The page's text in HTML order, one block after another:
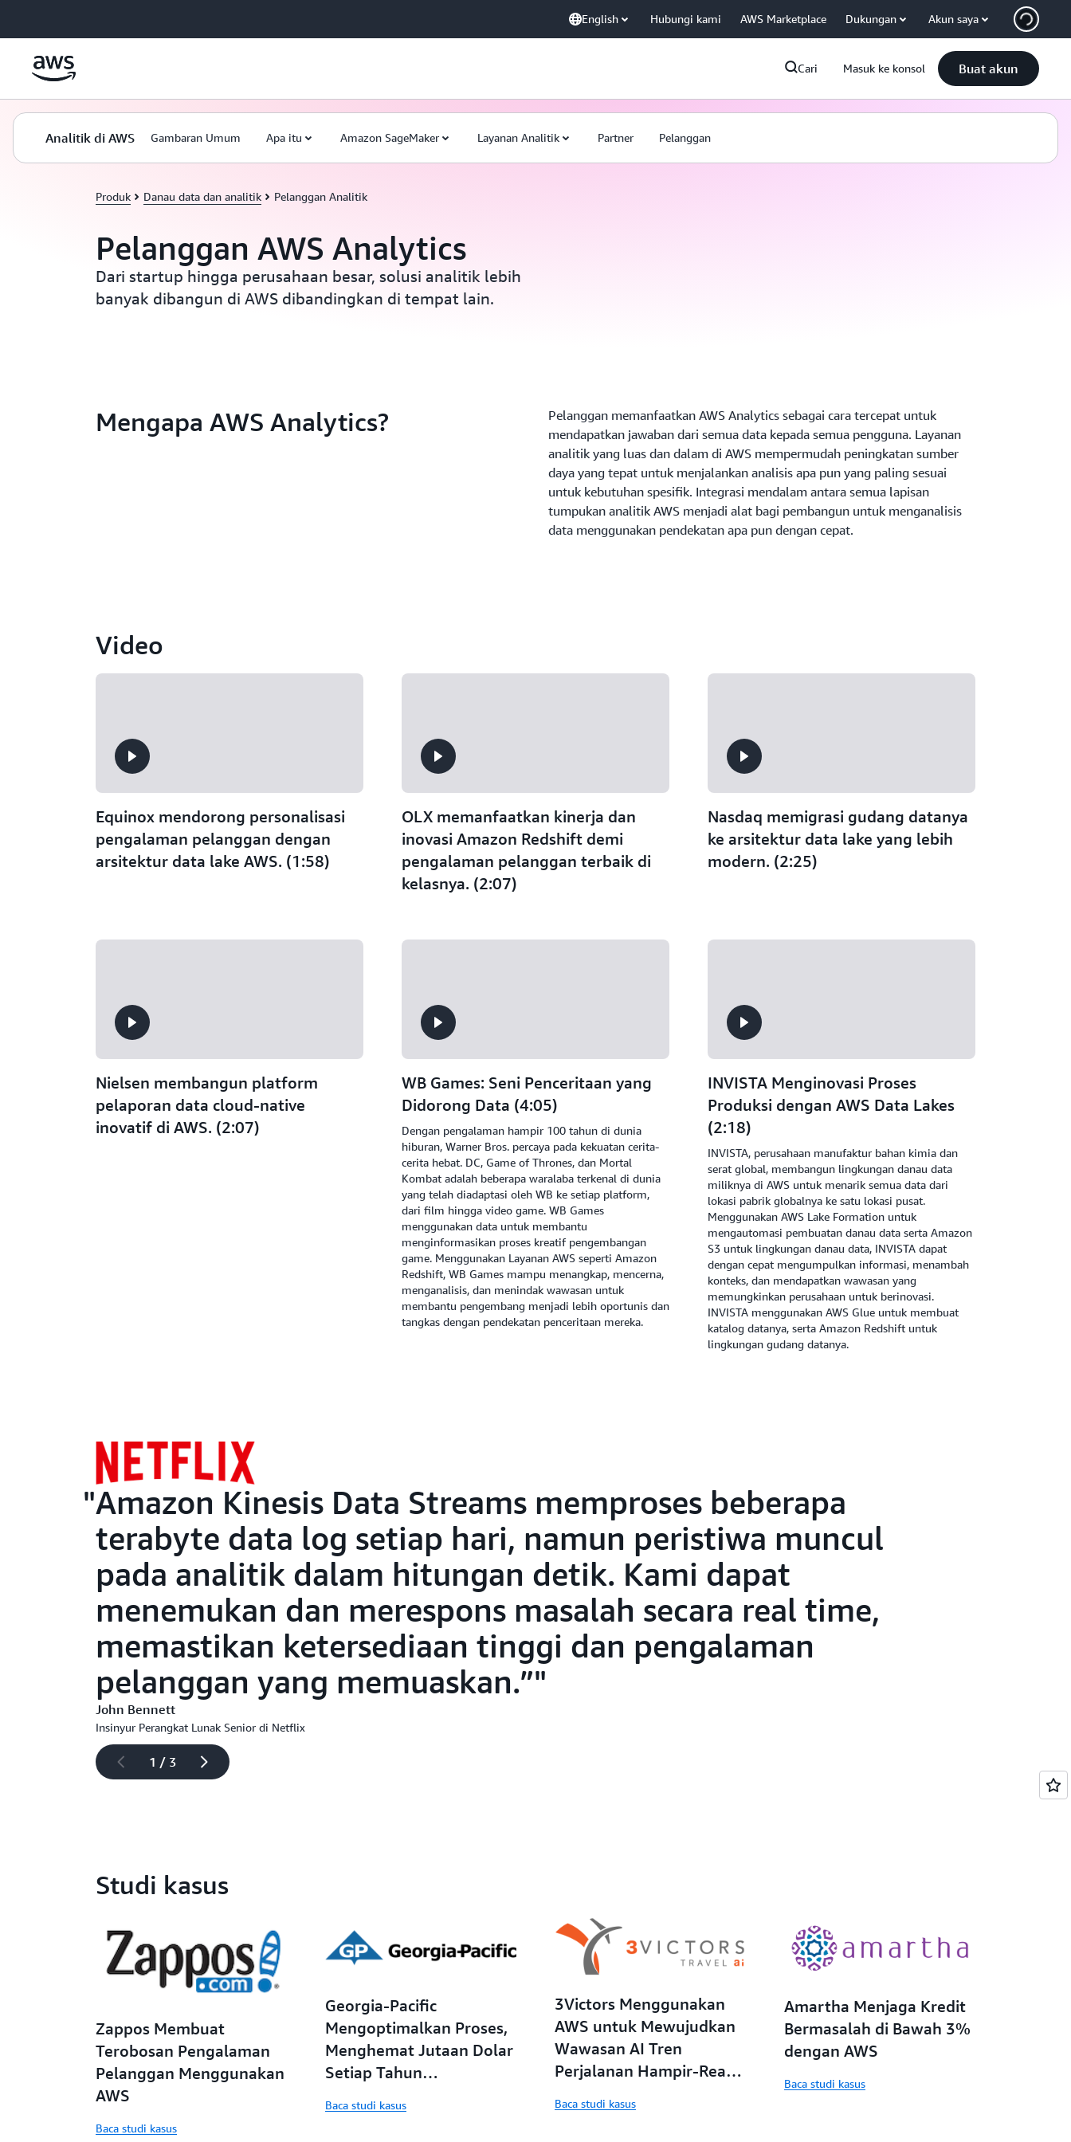
English Hubungi kami AWS Marketplace Dukungan Akun saya
Cari Masuk ke konsol Buat akun
Analitik di AWS Gambaran Umum Apa itu Amazon SageMaker Layanan Analitik Partner Pelanggan
Produk Danau data dan analitik Pelanggan Analitik
Pelanggan AWS Analytics
Dari startup hingga perusahaan besar, solusi analitik lebih
banyak dibangun di AWS dibandingkan di tempat lain.
Mengapa AWS Analytics?
Pelanggan memanfaatkan AWS Analytics sebagai cara tercepat untuk
mendapatkan jawaban dari semua data kepada semua pengguna. Layanan
analitik yang luas dan dalam di AWS mempermudah peningkatan sumber
daya yang tepat untuk menjalankan analisis apa pun yang paling sesuai
untuk kebutuhan spesifik. Integrasi mendalam antara semua lapisan
tumpukan analitik AWS menjadi alat bagi pembangun untuk menganalisis
data menggunakan pendekatan apa pun dengan cepat.
Video
Equinox mendorong personalisasi
pengalaman pelanggan dengan
arsitektur data lake AWS. (1:58)
OLX memanfaatkan kinerja dan
inovasi Amazon Redshift demi
pengalaman pelanggan terbaik di
kelasnya. (2:07)
Nasdaq memigrasi gudang datanya
ke arsitektur data lake yang lebih
modern. (2:25)
Nielsen membangun platform
pelaporan data cloud-native
inovatif di AWS. (2:07)
WB Games: Seni Penceritaan yang
Didorong Data (4:05)
Dengan pengalaman hampir 100 tahun di dunia
hiburan, Warner Bros. percaya pada kekuatan cerita-
cerita hebat. DC, Game of Thrones, dan Mortal
Kombat adalah beberapa waralaba terkenal di dunia
yang telah diadaptasi oleh WB ke setiap platform,
dari film hingga video game. WB Games
menggunakan data untuk membantu
menginformasikan proses kreatif pengembangan
game. Menggunakan Layanan AWS seperti Amazon
Redshift, WB Games mampu menangkap, mencerna,
menganalisis, dan menindak wawasan untuk
membantu pengembang menjadi lebih oportunis dan
tangkas dengan pendekatan penceritaan mereka.
INVISTA Menginovasi Proses
Produksi dengan AWS Data Lakes
(2:18)
INVISTA, perusahaan manufaktur bahan kimia dan
serat global, membangun lingkungan danau data
miliknya di AWS untuk menarik semua data dari
lokasi pabrik globalnya ke satu lokasi pusat.
Menggunakan AWS Lake Formation untuk
mengautomasi pembuatan danau data serta Amazon
S3 untuk lingkungan danau data, INVISTA dapat
dengan cepat mengumpulkan informasi, menambah
konteks, dan mendapatkan wawasan yang
memungkinkan perusahaan untuk berinovasi.
INVISTA menggunakan AWS Glue untuk membuat
katalog datanya, serta Amazon Redshift untuk
lingkungan gudang datanya.
Amazon Kinesis Data Streams memproses beberapa
terabyte data log setiap hari, namun peristiwa muncul
pada analitik dalam hitungan detik. Kami dapat
menemukan dan merespons masalah secara real time,
memastikan ketersediaan tinggi dan pengalaman
pelanggan yang memuaskan.”
John Bennett
Insinyur Perangkat Lunak Senior di Netflix
1 / 3
Studi kasus
Zappos Membuat
Terobosan Pengalaman
Pelanggan Menggunakan
AWS
Baca studi kasus
Georgia-Pacific
Mengoptimalkan Proses,
Menghemat Jutaan Dolar
Setiap Tahun
Baca studi kasus
3Victors Menggunakan
AWS untuk Mewujudkan
Wawasan AI Tren
Perjalanan Hampir-Real
Baca studi kasus
Amartha Menjaga Kredit
Bermasalah di Bawah 3%
dengan AWS
Baca studi kasus